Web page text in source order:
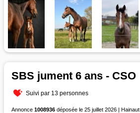
SBS jument 6 ans - CSO
Suivi par 13 personnes
Annonce 1008936 déposée le 25 juillet 2026 | Hainaut